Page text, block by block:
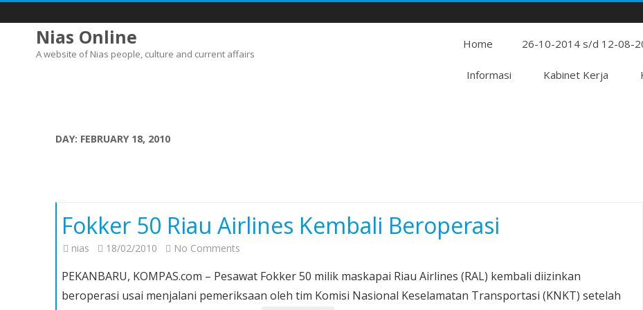
Nias Online
A website of Nias people, culture and current affairs
Home 26-10-2014 s/d 12-08-
Informasi Kabinet Kerja
DAY: FEBRUARY 18, 2010
Fokker 50 Riau Airlines Kembali Beroperasi
nias 18/02/2010 No Comments
50
Riau
PEKANBARU, KOMPAS.com – Pesawat Fokker 50 milik maskapai Riau Airlines (RAL) kembali diizinkan
beroperasi usai menjalani pemeriksaan oleh tim Komisi Nasional Keselamatan Transportasi (KNKT) setelah